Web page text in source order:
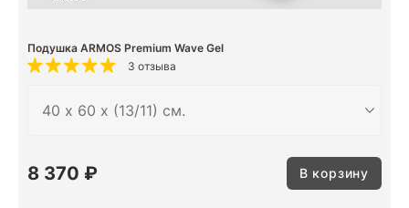
Подушка ARMOS Premium Wave Gel
3 отзыва
8 370 ₽ В корзину